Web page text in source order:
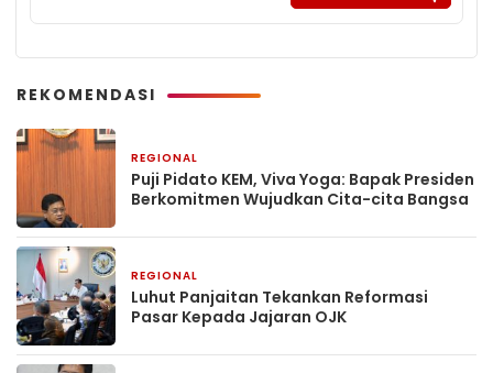
REKOMENDASI
REGIONAL
Puji Pidato KEM, Viva Yoga: Bapak Presiden
Berkomitmen Wujudkan Cita-cita Bangsa
REGIONAL
Luhut Panjaitan Tekankan Reformasi
Pasar Kepada Jajaran OJK